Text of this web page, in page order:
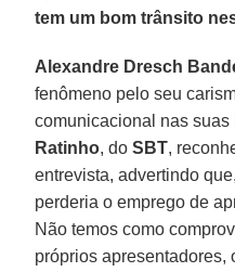
tem um bom trânsito
Alexandre Dresch
fenômeno pelo seu
comunicacional nas suas
Ratinho, doSBT,
entrevista, advertindo
perderia o emprego de
Não temos como
próprios apresentadores,